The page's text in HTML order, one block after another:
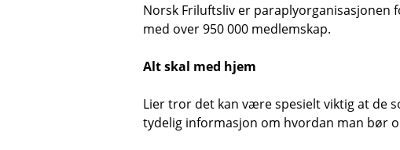
Norsk Friluftsliv er paraplyorganisasjonen
med over 950 000 medlemskap.
Alt skal med hjem
Lier tror det kan være spesielt viktig at de
tydelig informasjon om hvordan man bør